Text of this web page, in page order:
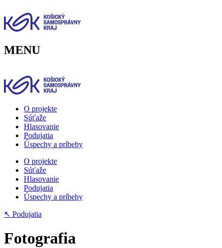
na
obsah
MENU
O projekte
Súťaže
Hlasovanie
Podujatia
Úspechy a príbehy
O projekte
Súťaže
Hlasovanie
Podujatia
Úspechy a príbehy
↖ Podujatia
Fotografia